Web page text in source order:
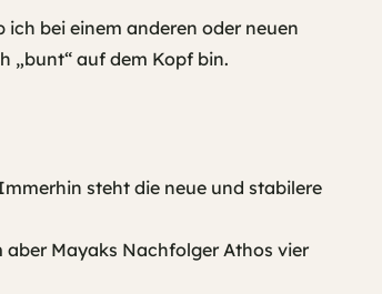
bei einem anderen oder neuen
„bunt“ auf dem Kopf bin.
steht die neue und stabilere
Mayaks Nachfolger Athos vier